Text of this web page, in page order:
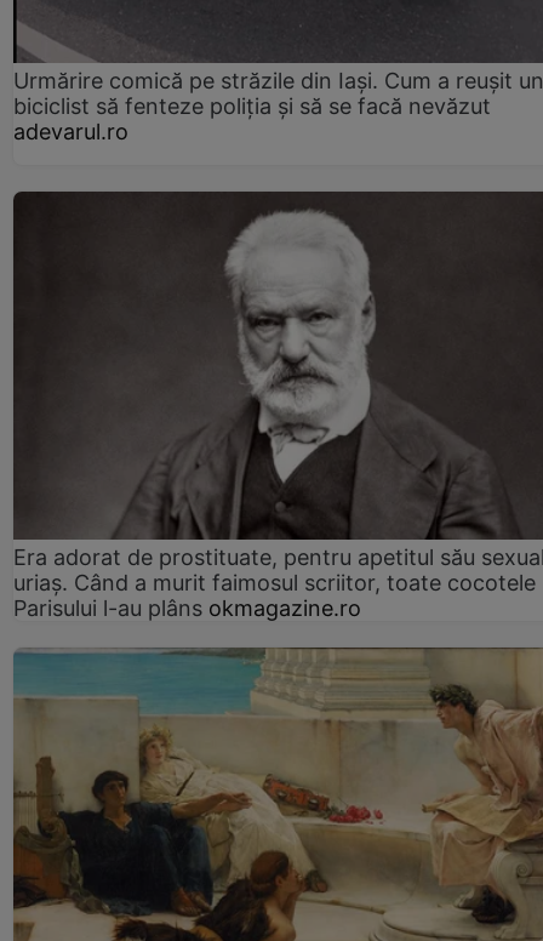
Urmărire comică pe străzile din Iași. Cum a reușit un
biciclist să fenteze poliția și să se facă nevăzut
adevarul.ro
Era adorat de prostituate, pentru apetitul său
uriaș. Când a murit faimosul scriitor, toate cocotele
Parisului l-au plâns okmagazine.ro